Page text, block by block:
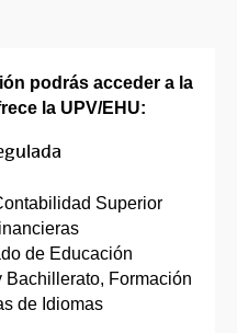
podrás acceder a la
la UPV/EHU:
Superior
de Educación
Formación
de Idiomas